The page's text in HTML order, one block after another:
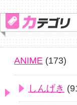
ANIME (173)
しんげき